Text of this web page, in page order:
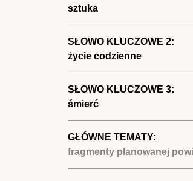
sztuka
SŁOWO KLUCZOWE 2:
życie codzienne
SŁOWO KLUCZOWE 3:
śmierć
GŁÓWNE TEMATY:
fragmenty planowanej